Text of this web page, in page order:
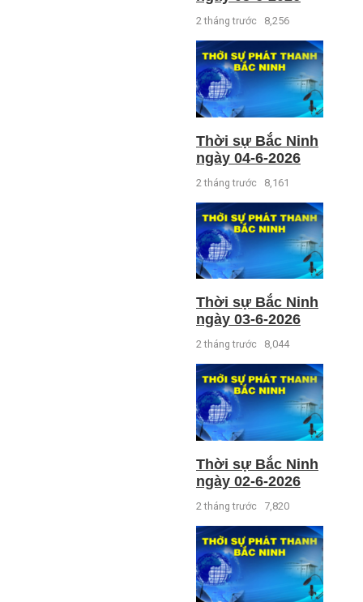
2 tháng trước 8,256
Thời sự Bắc Ninh
ngày 04-6-2026
2 tháng trước 8,161
Thời sự Bắc Ninh
ngày 03-6-2026
2 tháng trước 8,044
Thời sự Bắc Ninh
ngày 02-6-2026
2 tháng trước 7,820